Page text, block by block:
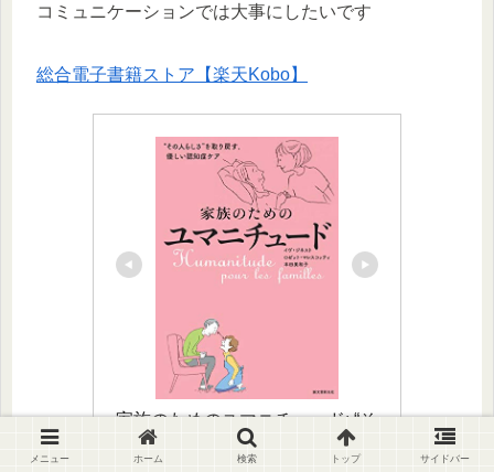
コミュニケーションでは大事にしたいです
総合電子書籍ストア【楽天Kobo】
家族のためのユマニチュード: “そ
の人らしさ"を取り戻す、優しい
メニュー ホーム 検索 トップ サイドバー